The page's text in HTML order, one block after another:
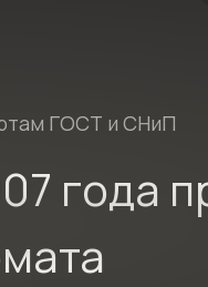
ГОСТ и СНиП
года